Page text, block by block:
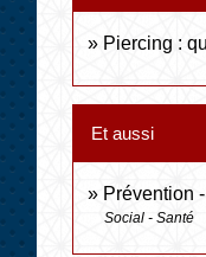
Piercing :
Et aussi
Prévention
Social - Santé